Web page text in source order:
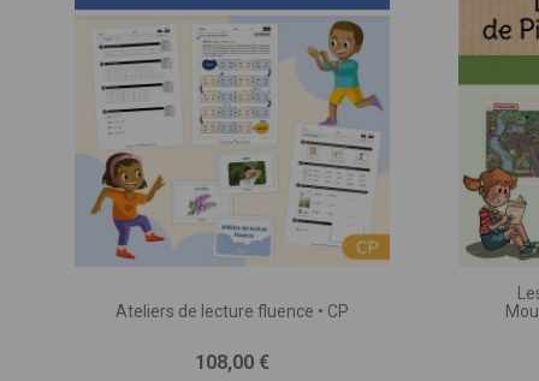
Ateliers de lecture fluence • CP
Prix
108,00 €